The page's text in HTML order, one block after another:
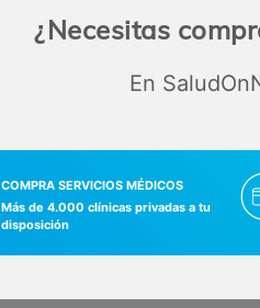
¿Necesitas
En
COMPRA SERVICIOS MÉDICOS
Más de 4.000 clínicas privadas a tu
disposición